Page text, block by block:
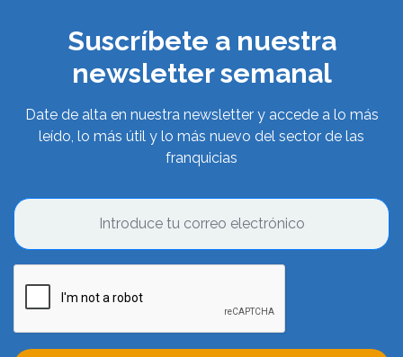
Suscríbete a nuestra
newsletter semanal
Date de alta en nuestra newsletter y accede a lo más
leído, lo más útil y lo más nuevo del sector de las
franquicias